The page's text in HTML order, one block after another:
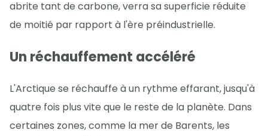
abrite tant de carbone, verra sa superficie réduite
de moitié par rapport à l'ère préindustrielle.
Un réchauffement accéléré
L'Arctique se réchauffe à un rythme effarant, jusqu'à
quatre fois plus vite que le reste de la planète. Dans
certaines zones, comme la mer de Barents, les